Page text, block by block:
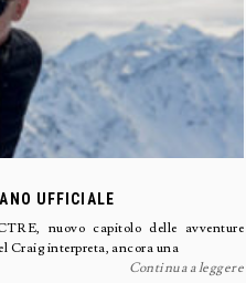
UFFICIALE
nuovo capitolo delle avventure
Craig interpreta, ancora una
Continua a leggere